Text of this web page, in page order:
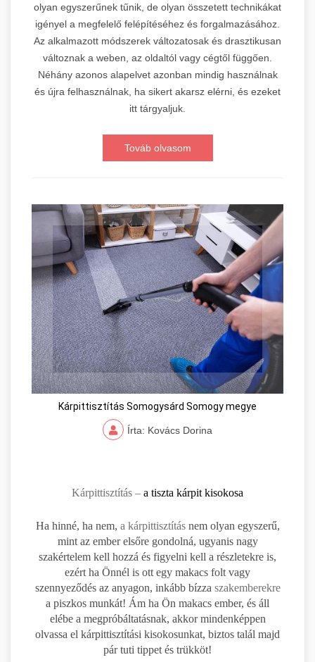
olyan egyszerűnek tűnik, de olyan összetett technikákat
igényel a megfelelő felépítéséhez és forgalmazásához.
Az alkalmazott módszerek változatosak és drasztikusan
változnak a weben, az oldaltól vagy cégtől függően.
Néhány azonos alapelvet azonban mindig használnak
és újra felhasználnak, ha sikert akarsz elérni, és ezeket
itt tárgyaljuk.
Továb olvasom
Kárpittisztítás Somogysárd Somogy megye
Írta: Kovács Dorina
Kárpittisztítás – a tiszta kárpit kisokosa
Ha hinné, ha nem, a kárpittisztításnem olyan egyszerű,
mint az ember elsőre gondolná, ugyanis nagy
szakértelem kell hozzá és figyelni kell a részletekre is,
ezért ha Önnél is ott egy makacs folt vagy
szennyeződés az anyagon, inkább bízza szakemberekre
a piszkos munkát! Ám ha Ön makacs ember, és áll
elébe a megpróbáltatásnak, akkor mindenképpen
olvassa el kárpittisztítási kisokosunkat, biztos talál majd
pár tuti tippet és trükköt!